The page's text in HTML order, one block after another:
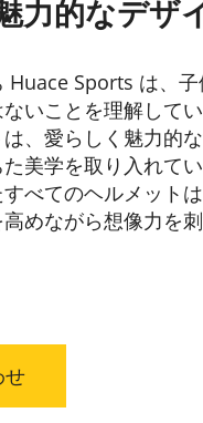
力的なデザ
Huace Sports は、
いことを理解して
、愛らしく魅力的
美学を取り入れて
べてのヘルメット
めながら想像力を刺
せ